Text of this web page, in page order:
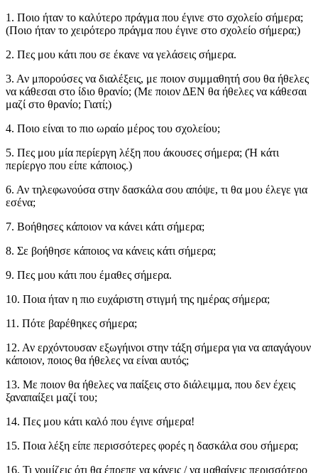
1. Ποιο ήταν το καλύτερο πράγμα που έγινε στο σχολείο σήμερα;
(Ποιο ήταν το χειρότερο πράγμα που έγινε στο σχολείο σήμερα;)
2. Πες μου κάτι που σε έκανε να γελάσεις σήμερα.
3. Αν μπορούσες να διαλέξεις, με ποιον συμμαθητή σου θα ήθελες
να κάθεσαι στο ίδιο θρανίο; (Με ποιον ΔΕΝ θα ήθελες να κάθεσαι
μαζί στο θρανίο; Γιατί;)
4. Ποιο είναι το πιο ωραίο μέρος του σχολείου;
5. Πες μου μία περίεργη λέξη που άκουσες σήμερα; (Ή κάτι
περίεργο που είπε κάποιος.)
6. Αν τηλεφωνούσα στην δασκάλα σου απόψε, τι θα μου έλεγε για
εσένα;
7. Βοήθησες κάποιον να κάνει κάτι σήμερα;
8. Σε βοήθησε κάποιος να κάνεις κάτι σήμερα;
9. Πες μου κάτι που έμαθες σήμερα.
10. Ποια ήταν η πιο ευχάριστη στιγμή της ημέρας σήμερα;
11. Πότε βαρέθηκες σήμερα;
12. Αν ερχόντουσαν εξωγήινοι στην τάξη σήμερα για να απαγάγουν
κάποιον, ποιος θα ήθελες να είναι αυτός;
13. Με ποιον θα ήθελες να παίξεις στο διάλειμμα, που δεν έχεις
ξαναπαίξει μαζί του;
14. Πες μου κάτι καλό που έγινε σήμερα!
15. Ποια λέξη είπε περισσότερες φορές η δασκάλα σου σήμερα;
16. Τι νομίζεις ότι θα έπρεπε να κάνεις / να μαθαίνεις περισσότερο